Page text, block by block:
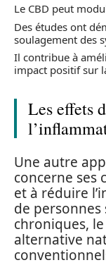
Le CBD peut
Des études ont
soulagement des
Il contribue à
impact positif sur
Les effets
Une autre
concerne ses
et à réduire
de
chroniques,
alternative